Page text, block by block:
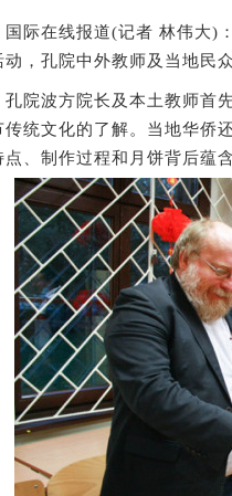
在线报道(记者 林伟大)：
动，孔院中外教师及当地民
波方院长及本土教师首先
传统文化的了解。当地华侨
点、制作过程和月饼背后蕴